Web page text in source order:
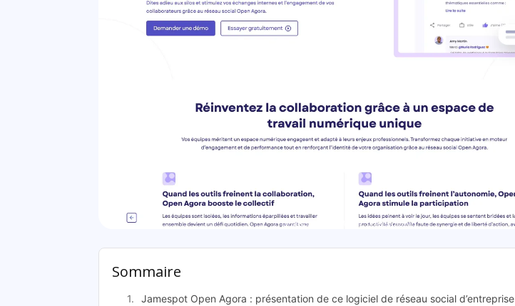
Jamespot Open Agora: présentation
Sommaire
Jamespot Open Agora : présentation de ce logiciel de réseau social d’entreprise